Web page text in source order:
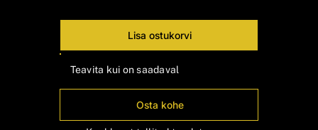
Lisa ostukorvi
Teavita kui on saadaval
Osta kohe